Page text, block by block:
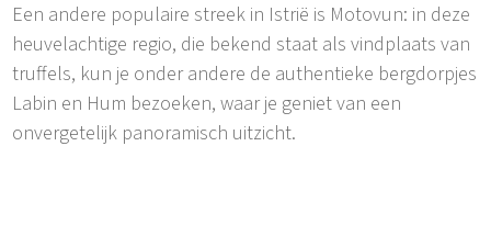
Een andere populaire streek in Istrië is Motovun: in deze
heuvelachtige regio, die bekend staat als vindplaats van
truffels, kun je onder andere de authentieke bergdorpjes
Labin en Hum bezoeken, waar je geniet van een
onvergetelijk panoramisch uitzicht.